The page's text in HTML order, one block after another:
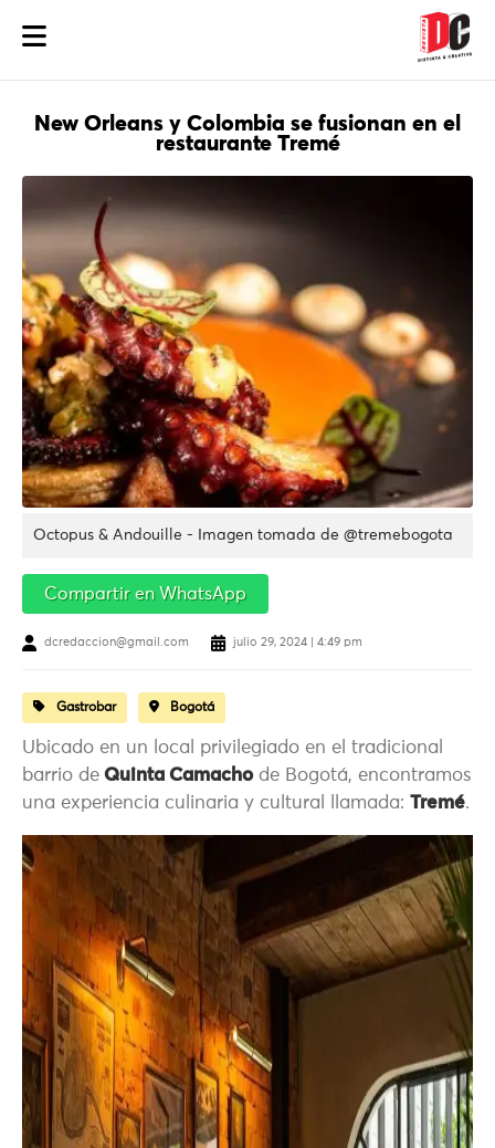
New Orleans y Colombia se fusionan en el
restaurante Tremé
Octopus & Andouille - Imagen tomada de @tremebogota
Compartir en WhatsApp
dcredaccion@gmail.com julio 29, 2024 | 4:49 pm
Gastrobar Bogotá
Ubicado en un local privilegiado en el tradicional
barrio de Quinta Camachode Bogotá, encontramos
una experiencia culinaria y cultural llamada: Tremé.